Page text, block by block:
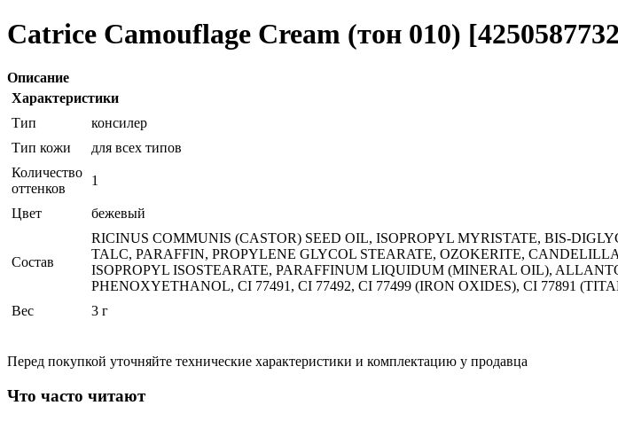
Catrice Camouflage Cream (тон 010)
Описание
Характеристики
Тип
консилер
Тип кожи
для всех типов
Количество
оттенков
1
Цвет бежевый
Состав
RICINUS COMMUNIS (CASTOR) SEED OIL, ISOPROPYL MYRISTATE, BIS-
TALC, PARAFFIN, PROPYLENE GLYCOL STEARATE, OZOKERITE,
ISOPROPYL ISOSTEARATE, PARAFFINUM LIQUIDUM (MINERAL OIL),
PHENOXYETHANOL, CI 77491, CI 77492, CI 77499 (IRON OXIDES), CI 77891
Вес
3 г
Перед покупкой уточняйте технические характеристики и комплектацию у продавца
Что часто читают